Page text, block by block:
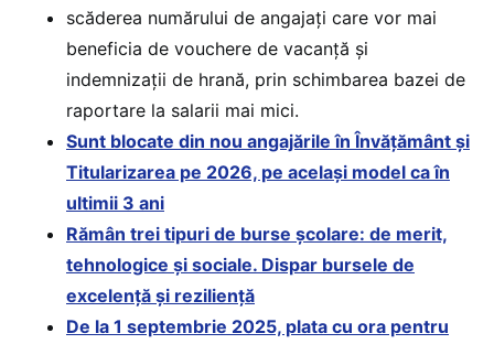
scăderea numărului de angajați care vor mai
beneficia de vouchere de vacanță și
indemnizații de hrană, prin schimbarea bazei de
raportare la salarii mai mici.
Sunt blocate din nou angajările în Învățământ și
Titularizarea pe 2026, pe același model ca în
ultimii 3 ani
Rămân trei tipuri de burse școlare: de merit,
tehnologice și sociale. Dispar bursele de
excelență și reziliență
De la 1 septembrie 2025, plata cu ora pentru